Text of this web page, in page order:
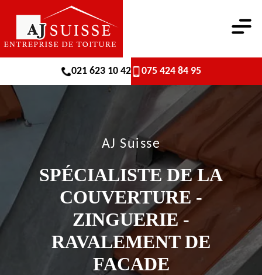
021 623 10 42 075 424 84 95
AJ Suisse
SPÉCIALISTE DE LA
COUVERTURE -
ZINGUERIE -
RAVALEMENT DE
FACADE